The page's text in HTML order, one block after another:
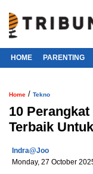
HOME PARENTING
Home / Tekno
10
Terbaik
Indra@joo
Monday, 27 October